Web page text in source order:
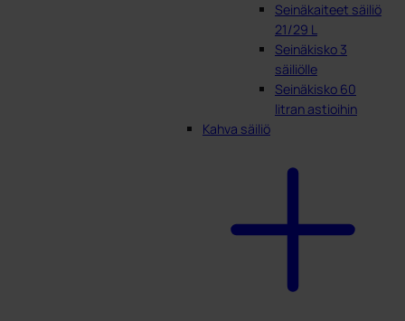
Seinäkaiteet säiliö
21/29 L
Seinäkisko 3
säiliölle
Seinäkisko 60
litran astioihin
Kahva säiliö